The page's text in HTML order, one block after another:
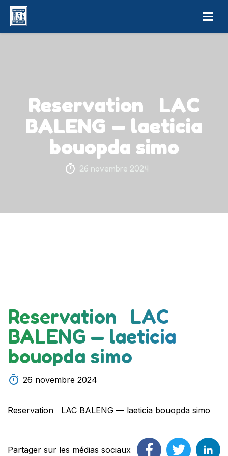
Reservation LAC
BALENG — laeticia
bouopda simo
26 novembre 2024
Reservation LAC
BALENG — laeticia
bouopda simo
26 novembre 2024
Reservation LAC BALENG — laeticia bouopda simo
Partager sur les médias sociaux